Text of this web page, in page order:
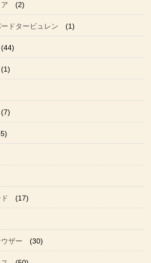
(2)
ドタービュレン (1)
(44)
(1)
(7)
(17)
ザー (30)